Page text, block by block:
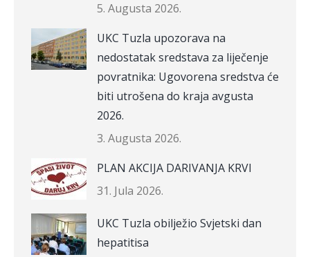
5. Augusta 2026.
UKC Tuzla upozorava na
nedostatak sredstava za liječenje
povratnika: Ugovorena sredstva će
biti utrošena do kraja avgusta
2026.
3. Augusta 2026.
PLAN AKCIJA DARIVANJA KRVI
31. Jula 2026.
UKC Tuzla obilježio Svjetski dan
hepatitisa